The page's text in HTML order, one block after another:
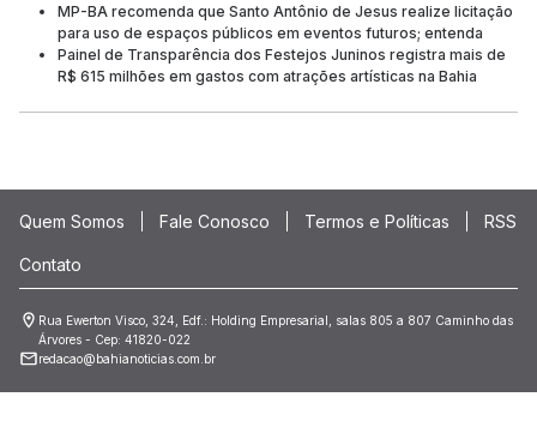
MP-BA recomenda que Santo Antônio de Jesus realize licitação
para uso de espaços públicos em eventos futuros; entenda
Painel de Transparência dos Festejos Juninos registra mais de
R$ 615 milhões em gastos com atrações artísticas na Bahia
Quem Somos Fale Conosco Termos e Políticas RSS
Contato
Rua Ewerton Visco, 324, Edf.: Holding Empresarial, salas 805 a 807 Caminho das
Árvores - Cep: 41820-022
redacao@bahianoticias.com.br